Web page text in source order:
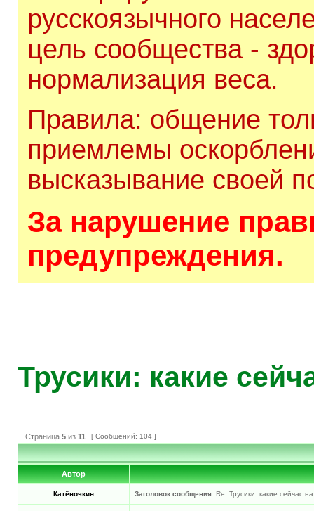
русскоязычного
цель сообщества -
нормализация веса.
Правила: общение
приемлемы
высказывание своей
За нарушение
предупреждения.
Трусики: какие
Страница 5 из 11 [ Сообщений: 104 ]
Автор
Катёночкин Заголовок сообщения: Re: Трусики: какие сейчас